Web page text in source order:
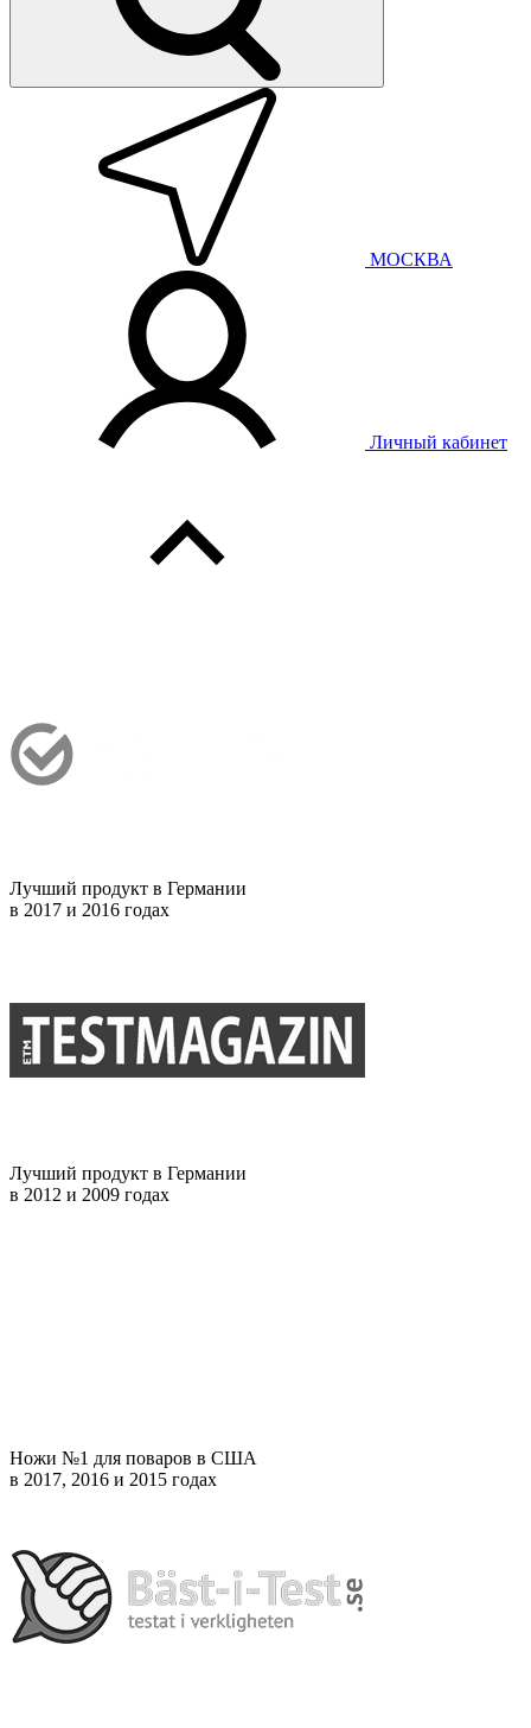
МОСКВА
Личный кабинет
Лучший продукт в Германии
в 2017 и 2016 годах
Лучший продукт в Германии
в 2012 и 2009 годах
Ножи №1 для поваров в США
в 2017, 2016 и 2015 годах